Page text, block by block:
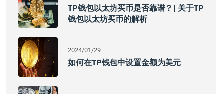
TP钱包以太坊买币是否靠谱？| 关于TP
钱包以太坊买币的解析
2024/01/29
如何在TP钱包中设置金额为美元